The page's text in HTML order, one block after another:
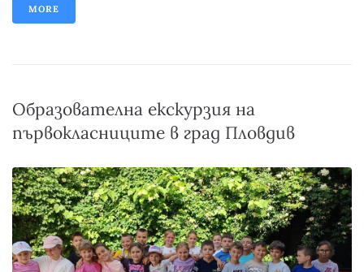
MORE
Образователна екскурзия на
първокласниците в град Пловдив